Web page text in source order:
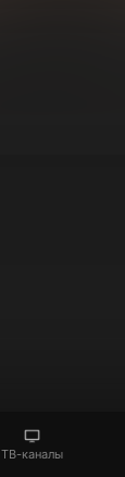
ТВ-каналы